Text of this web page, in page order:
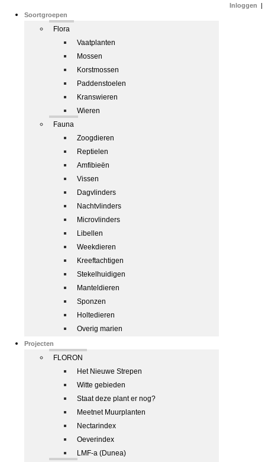
Soortgroepen
Flora
Vaatplanten
Mossen
Korstmossen
Paddenstoelen
Kranswieren
Wieren
Fauna
Zoogdieren
Reptielen
Amfibieën
Vissen
Dagvlinders
Nachtvlinders
Microvlinders
Libellen
Weekdieren
Kreeftachtigen
Stekelhuidigen
Manteldieren
Sponzen
Holtedieren
Overig marien
Projecten
FLORON
Het Nieuwe Strepen
Witte gebieden
Staat deze plant er nog?
Meetnet Muurplanten
Nectarindex
Oeverindex
LMF-a (Dunea)
Inloggen |